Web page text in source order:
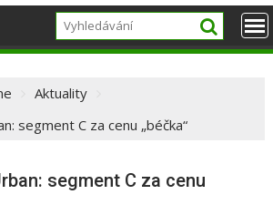
Aktuality
segment C za cenu „béčka“
segment C za cenu